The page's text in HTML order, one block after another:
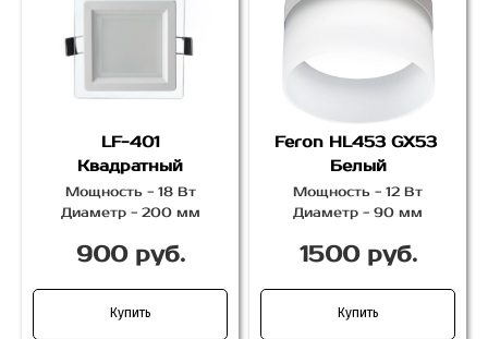
LF-401
Квадратный
Мощность - 18 Вт
Диаметр - 200 мм
900 руб.
Купить
Feron HL453 GX53
Белый
Мощность - 12 Вт
Диаметр - 90 мм
1500 руб.
Купить